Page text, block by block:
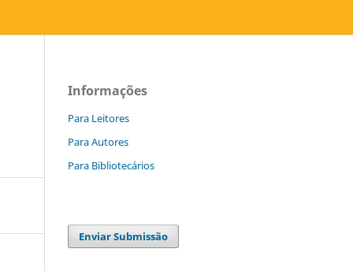
Informações
Para Leitores
Para Autores
Para Bibliotecários
Enviar Submissão